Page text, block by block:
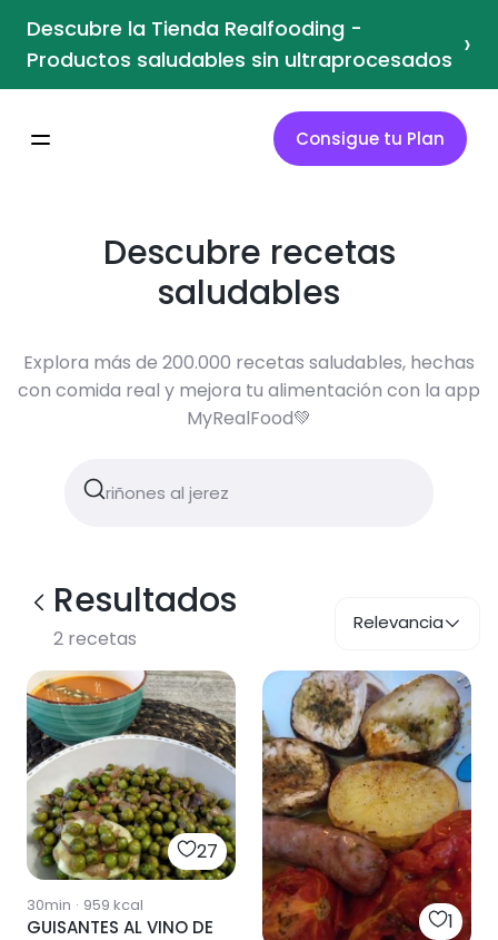
Descubre la Tienda Realfooding -
Productos saludables sin ultraprocesados ›
Consigue tu Plan
Descubre recetas
saludables
Explora más de 200.000 recetas saludables, hechas
con comida real y mejora tu alimentación con la app
MyRealFood💚
Resultados
2 recetas
Relevancia
27
30min · 959 kcal
GUISANTES AL VINO DE
1